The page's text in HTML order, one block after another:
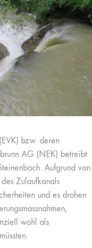
bzw. deren
AG (NEK) betreibt
Aufgrund von
Zulaufkanals
und es drohen
wohl als